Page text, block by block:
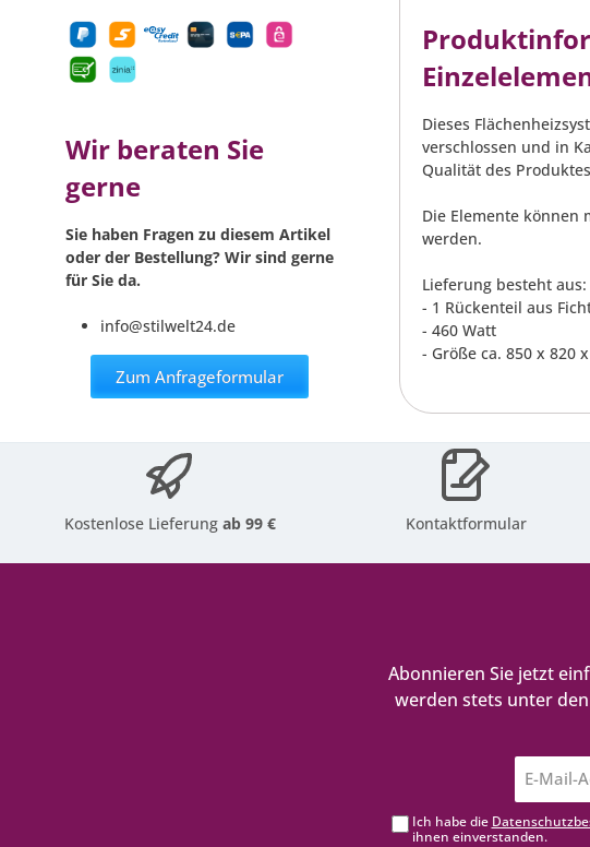
Wir beraten Sie
gerne
Sie haben Fragen zu diesem Artikel
oder der Bestellung? Wir sind gerne
für Sie da.
info@stilwelt24.de
Zum Anfrageformular
Dieses
verschlossen und in
Qualität des
Die Elemente können
werden.
Lieferung besteht aus:
- 1 Rückenteil aus
- 460 Watt
- Größe ca. 850 x 820
Kostenlose Lieferungab 99 € Kontaktformular
Abonnieren Sie jetzt
werden stets unter
Ich habe die
ihnen einverstanden.